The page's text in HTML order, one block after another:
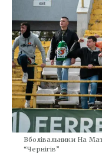
Вболівальники На
“Чернігів”